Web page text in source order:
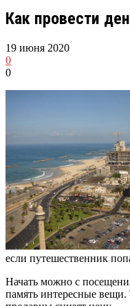
Как провести
19 июня 2020
0
0
если путешественник
Начать можно с
память интересные